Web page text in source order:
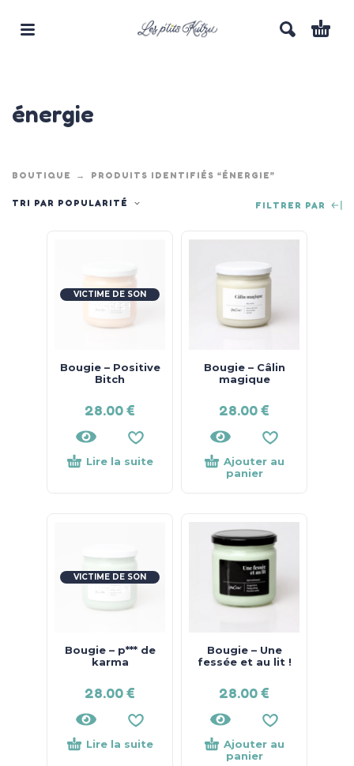
énergie
BOUTIQUE PRODUITS IDENTIFIÉS “ÉNERGIE”
TRI PAR POPULARITÉ FILTRER PAR
VICTIME DE SON
SUCCÈS !
Bougie – Positive
Bitch
28.00€
Lire la suite
Bougie – Câlin
magique
28.00€
Ajouter au
panier
VICTIME DE SON
SUCCÈS !
Bougie – p*** de
karma
28.00€
Lire la suite
Bougie – Une
fessée et au lit !
28.00€
Ajouter au
panier